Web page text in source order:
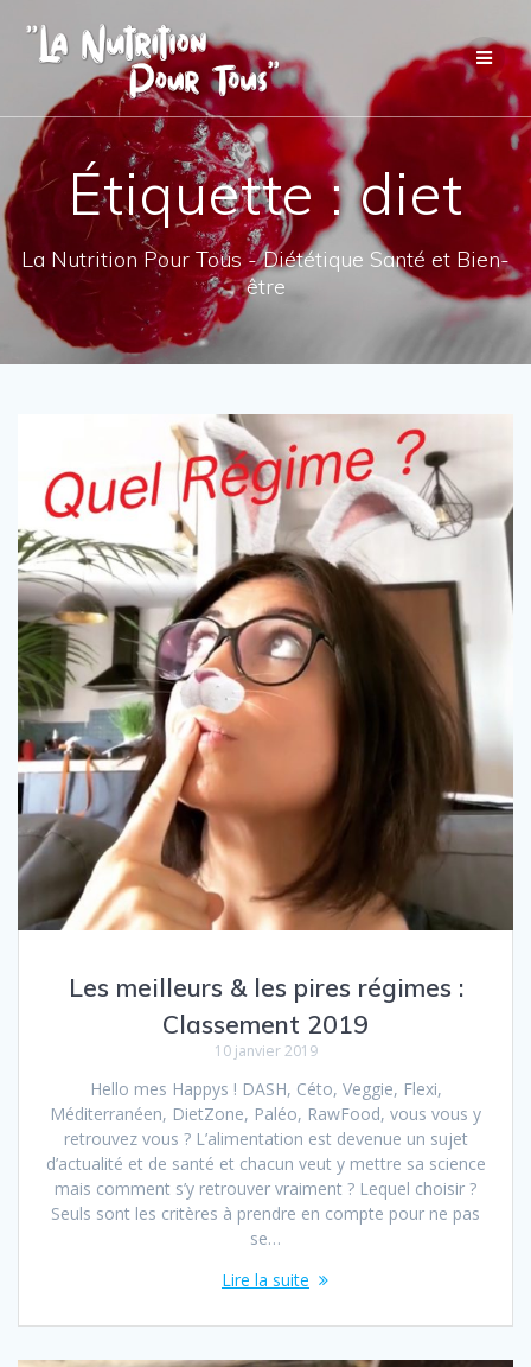
content
Étiquette :diet
La Nutrition Pour Tous - Diététique Santé et Bien-
être
Les meilleurs & les pires régimes :
Classement 2019
10 janvier 2019
Hello mes Happys ! DASH, Céto, Veggie, Flexi,
Méditerranéen, DietZone, Paléo, RawFood, vous vous y
retrouvez vous ? L’alimentation est devenue un sujet
d’actualité et de santé et chacun veut y mettre sa science
mais comment s’y retrouver vraiment ? Lequel choisir ?
Seuls sont les critères à prendre en compte pour ne pas
se…
Lire la suite